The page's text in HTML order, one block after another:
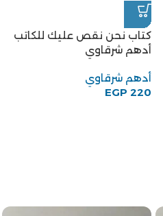
كتاب نحن نقص عليك للكاتب
أدهم شرقاوي
أدهم شرقاوي
EGP 220